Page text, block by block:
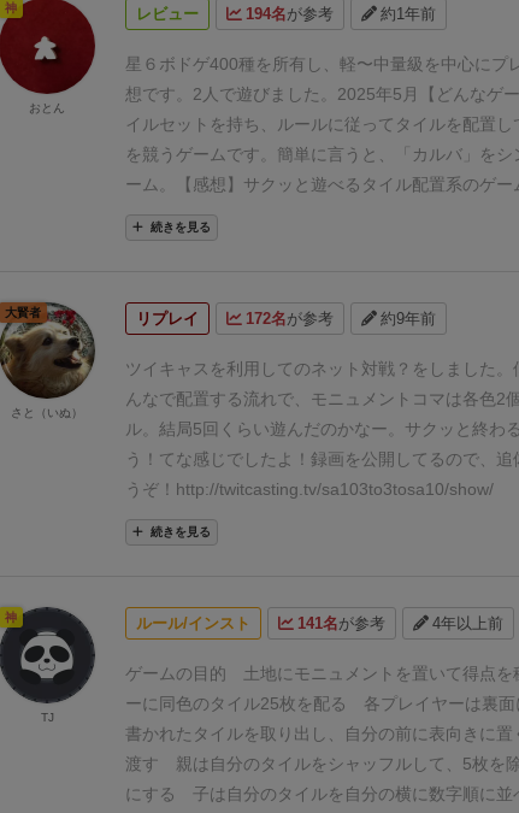
レビュー 194名が参考 約1年前
星６ ボドゲ400種を所有し、軽〜中量級を中心にプ
想です。2人で遊びました。2025年5月
【どんなゲ
イルセットを持ち、ルールに従ってタイルを配置し
を競うゲームです。 簡単に言うと、「カルバ」を
ーム。
【感想】 サクッと遊べるタイル配置系のゲー
ンポーネントに、シンプルなルール。それでいて1
生。面白い。
しているように思います。リメイクでは箱絵が変更
で、興味があるなら新版も要チェックです。
高得点を目指すか、それとも確実に点を積み上げる
ます。プレイシーンとしては、重ゲーの箸休めか、
も使えそうなゲームです。【ハウスルールのご紹介
ソロでもほとんどゲーム性が変わらないので、今
介します。※説明書にソロプレイの公式ルールは存
ださい。(ソロプレイは15分くらいで遊べます。)
自前で、6Dダイスと20Dダイスを用意する。
１列に並べる。(3色×３本)《遊び方》ゲームはスコ
つのダイスを振る。合計値のタイルをピックアップ
イルの配置ルールはオリジナルのまま。※合計値の
は、それより大きい(その中で最小の)数字のタイル
の出目などで、それより大きい数字のタイルが無い
のタイルを取得する。 2. 赤の数字タイルだった場合
字を参照し、カラーコーンを左からその数字分数え
続きを見る
神
おとん
リプレイ 172名が参考 約9年前
ツイキャスを利用してのネット対戦？をしました。
んなで配置する流れで、モニュメントコマは各色2
ル。結局5回くらい遊んだのかなー。サクッと終わ
う！てな感じでしたよ！ 録画を公開してるので、
うぞ！ http://twitcasting.tv/sa103to3tosa10/show/
続きを見る
大賢者
さと（いぬ）
ルール/インスト 141名が参考 4年以上前
ゲームの目的 土地にモニュメントを置いて得点を
ーに同色のタイル25枚を配る
各プレイヤーは裏面
書かれたタイルを取り出し、自分の前に表向きに置
渡す 親は自分のタイルをシャッフルして、5枚を
にする
子は自分のタイルを自分の横に数字順に並
神
TJ